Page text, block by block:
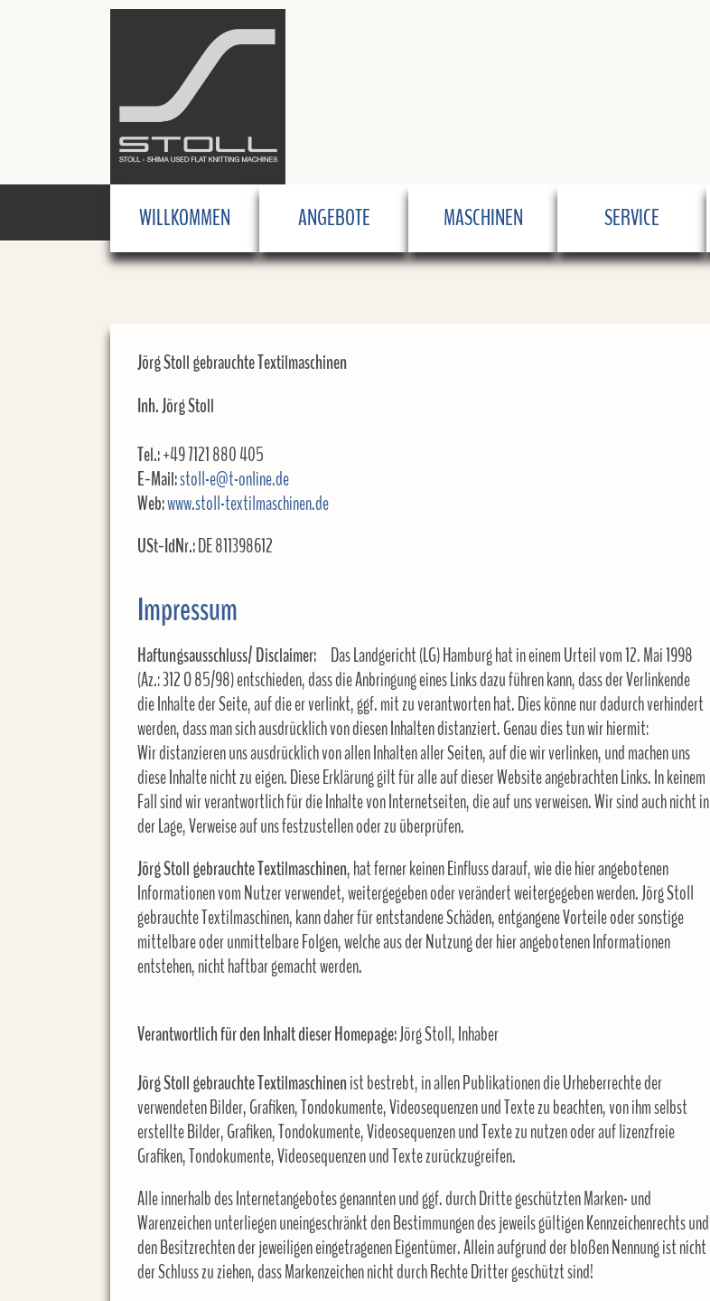
WILLKOMMEN ANGEBOTE MASCHINEN SERVICE
Jörg Stoll gebrauchte Textilmaschinen
Inh. Jörg Stoll
Tel.:+49 7121 880 405
E-Mail:stoll-e@t-online.de
Web:www.stoll-textilmaschinen.de
USt-IdNr.:DE 811398612
Impressum
Haftungsausschluss/ Disclaimer: Das Landgericht (LG) Hamburg hat in einem Urteil vom 12. Mai 1998
(Az.: 312 O 85/98) entschieden, dass die Anbringung eines Links dazu führen kann, dass der Verlinkende
die Inhalte der Seite, auf die er verlinkt, ggf. mit zu verantworten hat. Dies könne nur dadurch verhindert
werden, dass man sich ausdrücklich von diesen Inhalten distanziert. Genau dies tun wir hiermit:
Wir distanzieren uns ausdrücklich von allen Inhalten aller Seiten, auf die wir verlinken, und machen uns
diese Inhalte nicht zu eigen. Diese Erklärung gilt für alle auf dieser Website angebrachten Links. In keinem
Fall sind wir verantwortlich für die Inhalte von Internetseiten, die auf uns verweisen. Wir sind auch nicht in
der Lage, Verweise auf uns festzustellen oder zu überprüfen.
Jörg Stoll gebrauchte Textilmaschinen, hat ferner keinen Einfluss darauf, wie die hier angebotenen
Informationen vom Nutzer verwendet, weitergegeben oder verändert weitergegeben werden. Jörg Stoll
gebrauchte Textilmaschinen, kann daher für entstandene Schäden, entgangene Vorteile oder sonstige
mittelbare oder unmittelbare Folgen, welche aus der Nutzung der hier angebotenen Informationen
entstehen, nicht haftbar gemacht werden.
Verantwortlich für den Inhalt dieser Homepage:Jörg Stoll, Inhaber
Jörg Stoll gebrauchte Textilmaschinenist bestrebt, in allen Publikationen die Urheberrechte der
verwendeten Bilder, Grafiken, Tondokumente, Videosequenzen und Texte zu beachten, von ihm selbst
erstellte Bilder, Grafiken, Tondokumente, Videosequenzen und Texte zu nutzen oder auf lizenzfreie
Grafiken, Tondokumente, Videosequenzen und Texte zurückzugreifen.
Alle innerhalb des Internetangebotes genannten und ggf. durch Dritte geschützten Marken- und
Warenzeichen unterliegen uneingeschränkt den Bestimmungen des jeweils gültigen Kennzeichenrechts und
den Besitzrechten der jeweiligen eingetragenen Eigentümer. Allein aufgrund der bloßen Nennung ist nicht
der Schluss zu ziehen, dass Markenzeichen nicht durch Rechte Dritter geschützt sind!